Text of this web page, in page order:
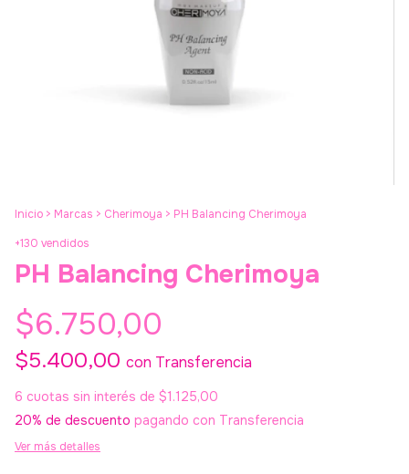
Inicio > Marcas > Cherimoya > PH Balancing Cherimoya
+130 vendidos
PH Balancing Cherimoya
$6.750,00
$5.400,00 con Transferencia
6 cuotas sin interés de $1.125,00
20% de descuento pagando con Transferencia
Ver más detalles